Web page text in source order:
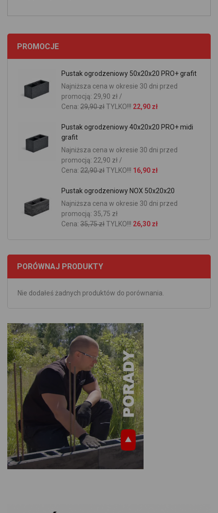
PROMOCJE
Pustak ogrodzeniowy 50x20x20 PRO+ grafit
Najniższa cena w okresie 30 dni przed
promocją: 29,90 zł /
Cena: 29,90 złTYLKO!!! 22,90 zł
Pustak ogrodzeniowy 40x20x20 PRO+ midi
grafit
Najniższa cena w okresie 30 dni przed
promocją: 22,90 zł /
Cena: 22,90 złTYLKO!!! 16,90 zł
Pustak ogrodzeniowy NOX 50x20x20
Najniższa cena w okresie 30 dni przed
promocją: 35,75 zł
Cena: 35,75 złTYLKO!!! 26,30 zł
PORÓWNAJ PRODUKTY
Nie dodałeś żadnych produktów do porównania.